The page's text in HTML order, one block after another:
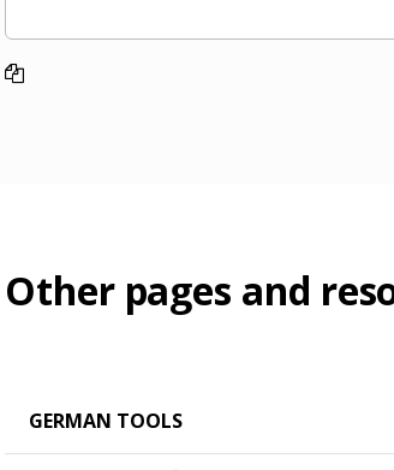
Other pages and
GERMAN TOOLS